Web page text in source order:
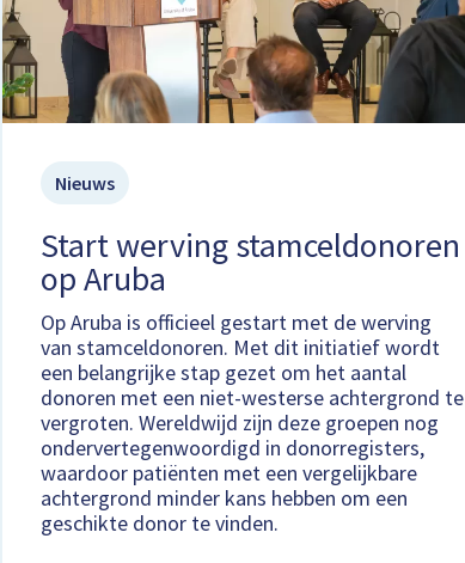
Nieuws
Start werving stamceldonoren
op Aruba
Op Aruba is officieel gestart met de werving
van stamceldonoren. Met dit initiatief wordt
een belangrijke stap gezet om het aantal
donoren met een niet-westerse achtergrond te
vergroten. Wereldwijd zijn deze groepen nog
ondervertegenwoordigd in donorregisters,
waardoor patiënten met een vergelijkbare
achtergrond minder kans hebben om een
geschikte donor te vinden.